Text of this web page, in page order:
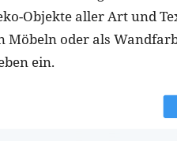
Objekte aller Art und
Möbeln oder als
ein.